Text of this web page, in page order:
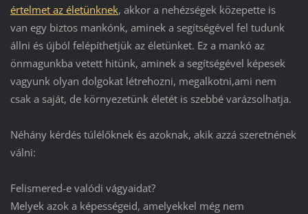
értelmet az életünknek, akkor a nehézségek közepette is
van egy biztos mankónk, aminek a segítségével fel tudunk
állni és újból felépíthetjük az életünket. Ez a mankó az
önmagunkba vetett hitünk, aminek a segítségével képesek
vagyunk olyan dolgokat létrehozni, megalkotni,ami nem
csak a saját, de környezetünk életét is szebbé varázsolhatja.
Néhány kérdés túlélőknek és azoknak, akik azzá szeretnének
válni:
Felismered-e valódi vágyaidat?
Melyek azok a képességeid, amelyekkel még nem